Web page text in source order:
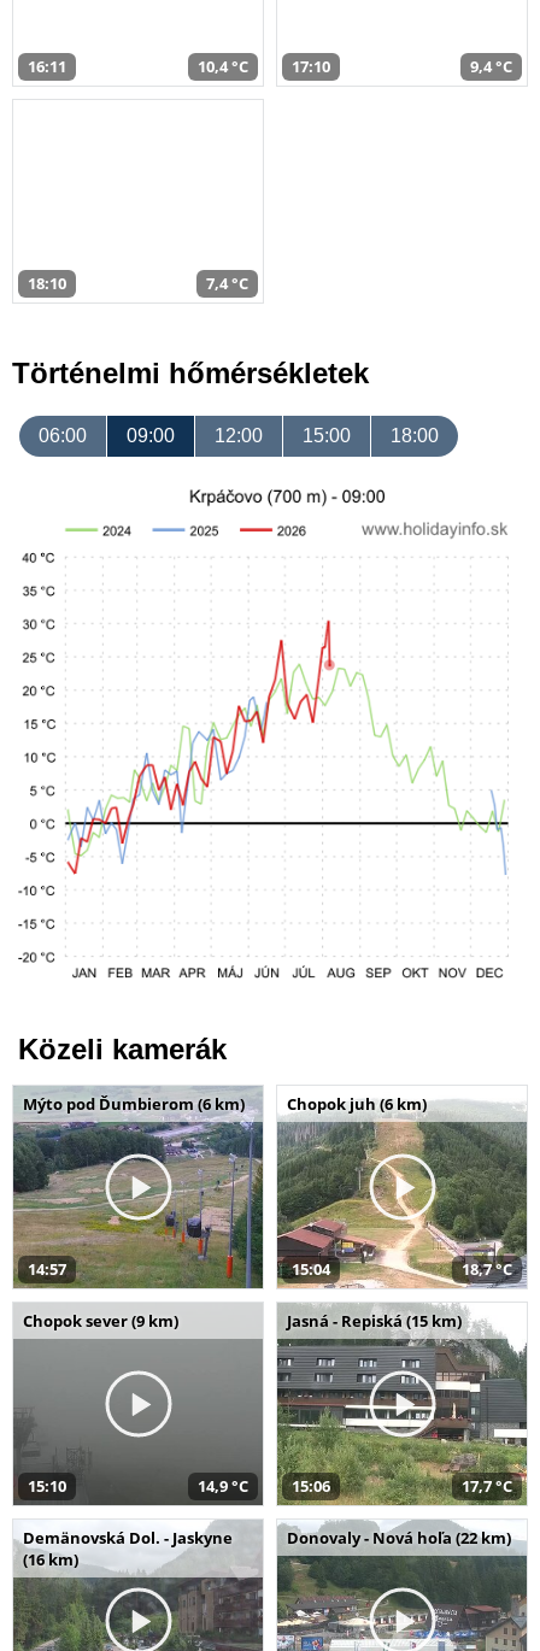
16:11 10,4 °C 17:10 9,4 °C
18:10 7,4 °C
Történelmi hőmérsékletek
06:00 09:00 12:00 15:00 18:00
Közeli kamerák
Mýto pod Ďumbierom (6 km)
14:57
Chopok juh (6 km)
15:04 18,7 °C
Chopok sever (9 km)
15:10 14,9 °C
Jasná - Repiská (15 km)
15:06 17,7 °C
Demänovská Dol. - Jaskyne
(16 km)
Donovaly - Nová hoľa (22 km)